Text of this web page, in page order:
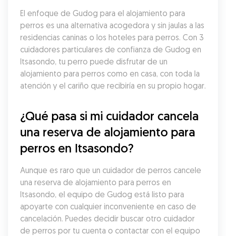
El enfoque de Gudog para el alojamiento para
perros es una alternativa acogedora y sin jaulas a las
residencias caninas o los hoteles para perros. Con 3
cuidadores particulares de confianza de Gudog en
Itsasondo, tu perro puede disfrutar de un
alojamiento para perros como en casa, con toda la
atención y el cariño que recibiría en su propio hogar.
¿Qué pasa si mi cuidador cancela
una reserva de alojamiento para
perros en Itsasondo?
Aunque es raro que un cuidador de perros cancele
una reserva de alojamiento para perros en
Itsasondo, el equipo de Gudog está listo para
apoyarte con cualquier inconveniente en caso de
cancelación. Puedes decidir buscar otro cuidador
de perros por tu cuenta o contactar con el equipo